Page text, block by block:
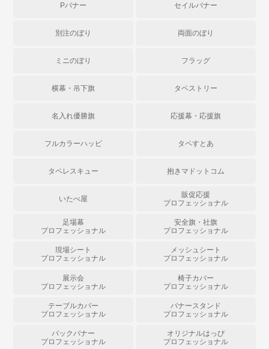
Pバナー セイルバナー
別注のぼり 両面のぼり
ミニのぼり フラッグ
横幕・吊下旗 タペストリー
名入れ優勝旗 応援幕・応援旗
フルカラーハッピ タペすとあ
タペレスキュー 抱きマドットコム
いたべ屋
販促応援
プロフェッショナル
足場幕
プロフェッショナル
安全旗・社旗
プロフェッショナル
現場シート
プロフェッショナル
メッシュシート
プロフェッショナル
展示会
プロフェッショナル
椅子カバー
プロフェッショナル
テーブルカバー
プロフェッショナル
バナースタンド
プロフェッショナル
バックバナー
プロフェッショナル
オリジナルはっぴ
プロフェッショナル